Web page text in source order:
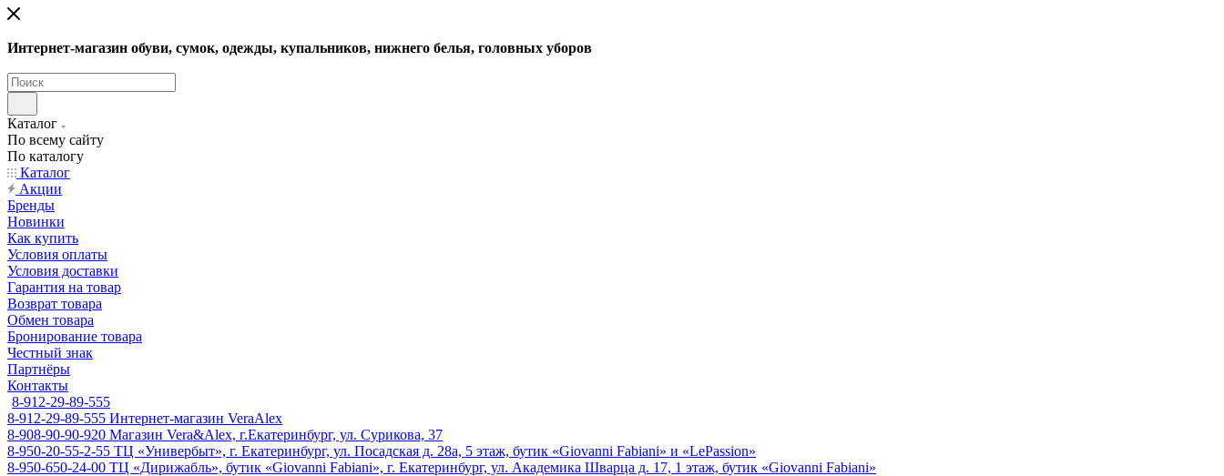
Интернет-магазин обуви, сумок, одежды, купальников, нижнего белья, головных уборов
Каталог
По всему сайту
По каталогу
Каталог
Акции
Бренды
Новинки
Как купить
Условия оплаты
Условия доставки
Гарантия на товар
Возврат товара
Обмен товара
Бронирование товара
Честный знак
Партнёры
Контакты
8-912-29-89-555
8-912-29-89-555 Интернет-магазин VeraAlex
8-908-90-90-920 Магазин Vera&Alex, г.Екатеринбург, ул. Сурикова, 37
8-950-20-55-2-55 ТЦ «Универбыт», г. Екатеринбург, ул. Посадская д. 28а, 5 этаж, бутик «Giovanni Fabiani» и «LePassion»
8-950-650-24-00 ТЦ «Дирижабль», бутик «Giovanni Fabiani», г. Екатеринбург, ул. Академика Шварца д. 17, 1 этаж, бутик «Giovanni Fabiani»